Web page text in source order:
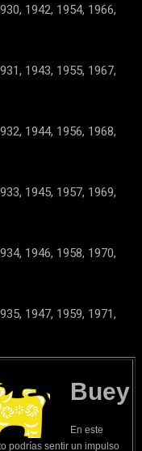
1942, 1954, 1966,
1943, 1955, 1967,
1944, 1956, 1968,
1945, 1957, 1969,
1946, 1958, 1970,
1947, 1959, 1971,
Buey
En este
podrías sentir un impulso